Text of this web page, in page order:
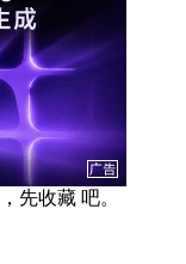
先收藏 吧。